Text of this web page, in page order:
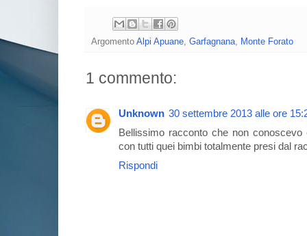
Argomento Alpi Apuane Garfagnana Monte Forato
1 commento:
Unknown 30 settembre 2013 alle ore
Bellissimo racconto che non
con tutti quei bimbi totalmente presi dal
Rispondi